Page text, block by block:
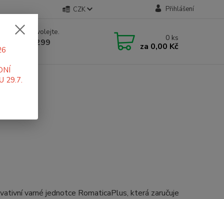
CZK Přihlášení
si rady? Zavolejte.
519 411 299
16 hod
0 ks
za 0,00 Kč
varné jednotce RomaticaPlus, která zaručuje
29.7.